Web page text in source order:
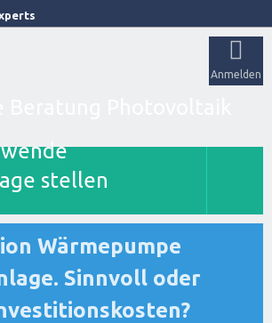
Anmelden
stellen
Wärmepumpe
Sinnvoll oder